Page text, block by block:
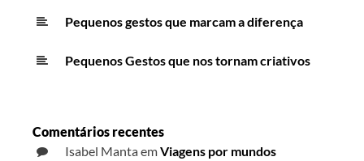
Pequenos gestos que marcam a diferença
Pequenos Gestos que nos tornam criativos
Comentários recentes
Isabel MantaemViagens por mundos